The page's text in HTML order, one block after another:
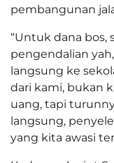
pembangunan
“Untuk dana bos,
pengendalian
langsung ke
dari kami, bukan
uang, tapi
langsung,
yang kita awasi